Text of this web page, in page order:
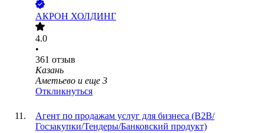
АКРОН ХОЛДИНГ
4.0
•
361 отзыв
Казань
Аметьево и еще 3
Откликнуться
Агент по продажам услуг для бизнеса (B2B/
Госзакупки/Тендеры/Банковский продукт)